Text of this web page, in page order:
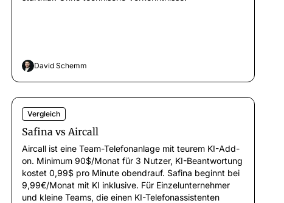
David Schemm
Vergleich
Safina vs Aircall
Aircall ist eine Team-Telefonanlage mit teurem KI-Add-
on. Minimum 90$/Monat für 3 Nutzer, KI-Beantwortung
kostet 0,99$ pro Minute obendrauf. Safina beginnt bei
9,99€/Monat mit KI inklusive. Für Einzelunternehmer
und kleine Teams, die einen KI-Telefonassistenten